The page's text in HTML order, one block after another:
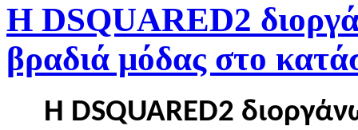
Η DSQUARED2
βραδιά μόδας στο
Η DSQUARED2